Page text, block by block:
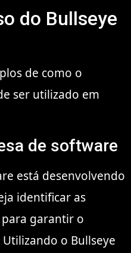
do Bullseye
de como o
ser utilizado em
de software
está desenvolvendo
identificar as
garantir o
o Bullseye